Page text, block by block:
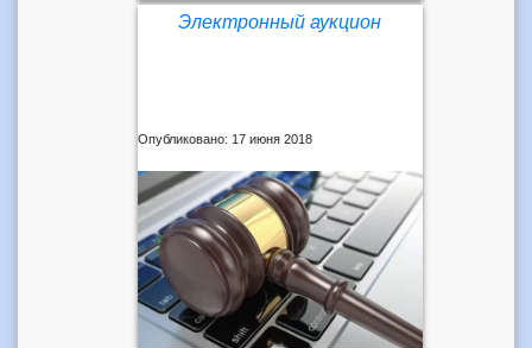
Электронный аукцион
Опубликовано: 17 июня 2018